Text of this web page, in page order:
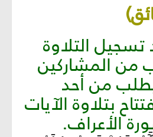
التلاوة
من المشاركين
من أحد
بتلاوة الآيات
الأعراف.